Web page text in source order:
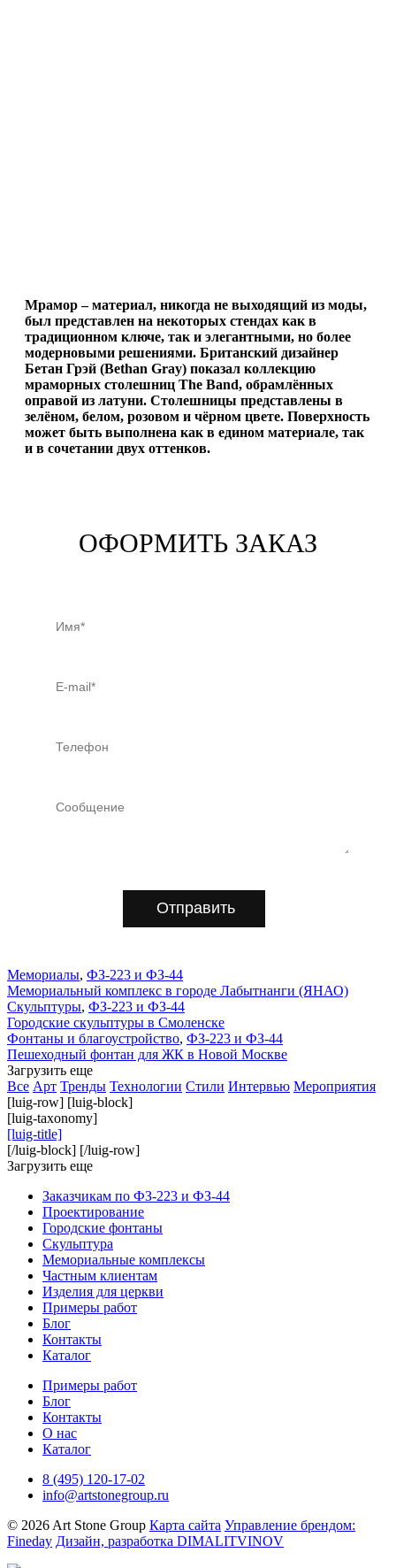
Мрамор – материал, никогда не выходящий из моды,
был представлен на некоторых стендах как в
традиционном ключе, так и элегантными, но более
модерновыми решениями. Британский дизайнер
Бетан Грэй (Bethan Gray) показал коллекцию
мраморных столешниц The Band, обрамлённых
оправой из латуни. Столешницы представлены в
зелёном, белом, розовом и чёрном цвете. Поверхность
может быть выполнена как в едином материале, так
и в сочетании двух оттенков.
ОФОРМИТЬ ЗАКАЗ
Отправить
Мемориалы, ФЗ-223 и ФЗ-44
Мемориальный комплекс в городе Лабытнанги (ЯНАО)
Скульптуры, ФЗ-223 и ФЗ-44
Городские скульптуры в Смоленске
Фонтаны и благоустройство, ФЗ-223 и ФЗ-44
Пешеходный фонтан для ЖК в Новой Москве
Загрузить еще
Все Арт Тренды Технологии Стили Интервью Мероприятия
[luig-row] [luig-block]
[luig-taxonomy]
[luig-title]
[/luig-block] [/luig-row]
Загрузить еще
Заказчикам по ФЗ-223 и ФЗ-44
Проектирование
Городские фонтаны
Скульптура
Мемориальные комплексы
Частным клиентам
Изделия для церкви
Примеры работ
Блог
Контакты
Каталог
Примеры работ
Блог
Контакты
О нас
Каталог
8 (495) 120-17-02
info@artstonegroup.ru
© 2026 Art Stone Group Карта сайта Управление брендом:
Fineday Дизайн, разработка DIMALITVINOV